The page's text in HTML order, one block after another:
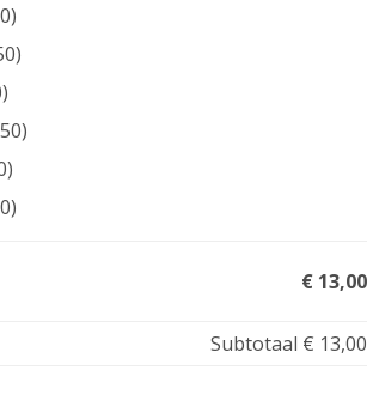
)
)
)
)
)
)
€ 13,00
Subtotaal € 13,00